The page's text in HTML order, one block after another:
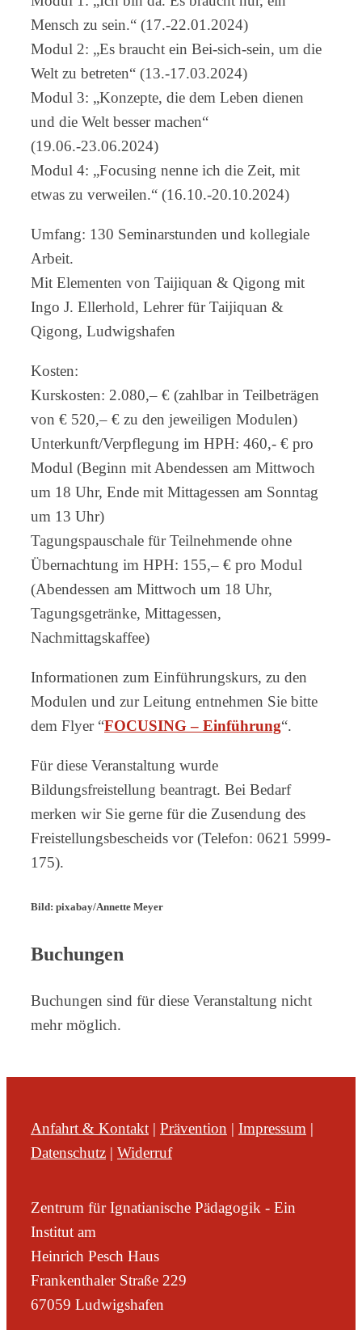
Mensch zu sein.“ (17.-22.01.2024)
Modul 2: „Es braucht ein Bei-sich-sein, um die
Welt zu betreten“ (13.-17.03.2024)
Modul 3: „Konzepte, die dem Leben dienen
und die Welt besser machen“
(19.06.-23.06.2024)
Modul 4: „Focusing nenne ich die Zeit, mit
etwas zu verweilen.“ (16.10.-20.10.2024)
Umfang: 130 Seminarstunden und kollegiale
Arbeit.
Mit Elementen von Taijiquan & Qigong mit
Ingo J. Ellerhold, Lehrer für Taijiquan &
Qigong, Ludwigshafen
Kosten:
Kurskosten: 2.080,– € (zahlbar in Teilbeträgen
von € 520,– € zu den jeweiligen Modulen)
Unterkunft/Verpflegung im HPH: 460,- € pro
Modul (Beginn mit Abendessen am Mittwoch
um 18 Uhr, Ende mit Mittagessen am Sonntag
um 13 Uhr)
Tagungspauschale für Teilnehmende ohne
Übernachtung im HPH: 155,– € pro Modul
(Abendessen am Mittwoch um 18 Uhr,
Tagungsgetränke, Mittagessen,
Nachmittagskaffee)
Informationen zum Einführungskurs, zu den
Modulen und zur Leitung entnehmen Sie bitte
dem Flyer “FOCUSING – Einführung“.
Für diese Veranstaltung wurde
Bildungsfreistellung beantragt. Bei Bedarf
merken wir Sie gerne für die Zusendung des
Freistellungsbescheids vor (Telefon: 0621 5999-
175).
Bild: pixabay/Annette Meyer
Buchungen
Buchungen sind für diese Veranstaltung nicht
mehr möglich.
Anfahrt & Kontakt | Prävention | Impressum |
Datenschutz | Widerruf
Zentrum für Ignatianische Pädagogik - Ein
Institut am
Heinrich Pesch Haus
Frankenthaler Straße 229
67059 Ludwigshafen